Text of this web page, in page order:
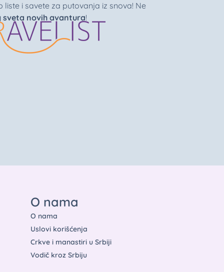
i savete za putovanja iz snova! Ne
sveta novih avantura!
O nama
O nama
Uslovi korišćenja
Crkve i manastiri u Srbiji
Vodič kroz Srbiju